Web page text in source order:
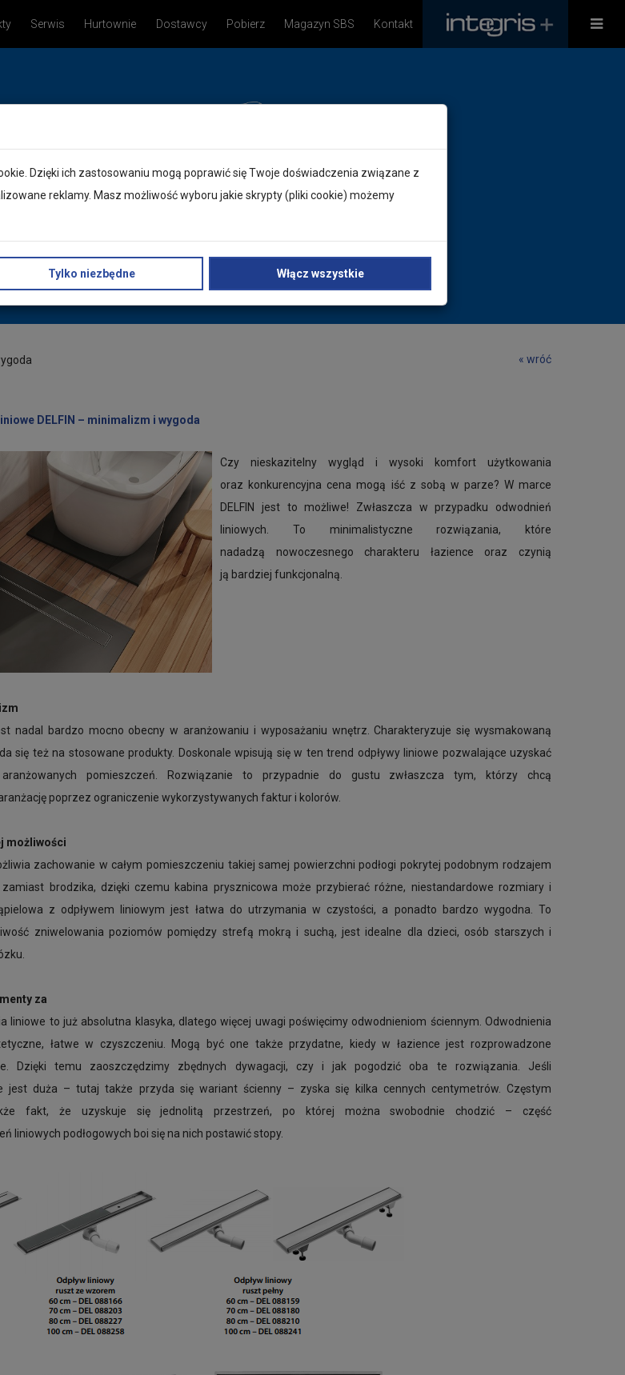
Dzięki ich zastosowaniu mogą poprawić się Twoje doświadczenia związane z
reklamy. Masz możliwość wyboru jakie skrypty (pliki cookie) możemy
Tylko niezbędne Włącz wszystkie
Serwis Hurtownie Dostawcy Pobierz Magazyn SBS Kontakt
DELFIN – minimalizm i wygoda
« wróć
Czy nieskazitelny wygląd i wysoki komfort użytkowania
oraz konkurencyjna cena mogą iść z sobą w parze? W marce
DELFIN jest to możliwe! Zwłaszcza w przypadku odwodnień
liniowych. To minimalistyczne rozwiązania, które
nadadzą nowoczesnego charakteru łazience oraz czynią
ją bardziej funkcjonalną.
nadal bardzo mocno obecny w aranżowaniu i wyposażaniu wnętrz. Charakteryzuje się wysmakowaną
się też na stosowane produkty. Doskonale wpisują się w ten trend odpływy liniowe pozwalające uzyskać
pomieszczeń. Rozwiązanie to przypadnie do gustu zwłaszcza tym, którzy chcą
poprzez ograniczenie wykorzystywanych faktur i kolorów.
możliwości
zachowanie w całym pomieszczeniu takiej samej powierzchni podłogi pokrytej podobnym rodzajem
zamiast brodzika, dzięki czemu kabina prysznicowa może przybierać różne, niestandardowe rozmiary i
z odpływem liniowym jest łatwa do utrzymania w czystości, a ponadto bardzo wygodna. To
zniwelowania poziomów pomiędzy strefą mokrą i suchą, jest idealne dla dzieci, osób starszych i
za
liniowe to już absolutna klasyka, dlatego więcej uwagi poświęcimy odwodnieniom ściennym. Odwodnienia
łatwe w czyszczeniu. Mogą być one także przydatne, kiedy w łazience jest rozprowadzone
Dzięki temu zaoszczędzimy zbędnych dywagacji, czy i jak pogodzić oba te rozwiązania. Jeśli
jest duża – tutaj także przyda się wariant ścienny – zyska się kilka cennych centymetrów. Częstym
fakt, że uzyskuje się jednolitą przestrzeń, po której można swobodnie chodzić – część
liniowych podłogowych boi się na nich postawić stopy.